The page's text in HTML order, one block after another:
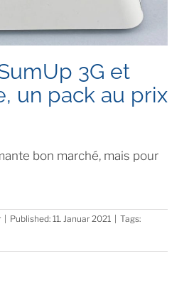
3G et
un pack au prix
bon marché, mais pour
Published: 11. Januar 2021
Tags: